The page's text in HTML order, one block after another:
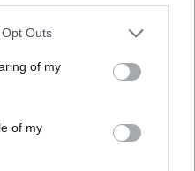
uses one or more Google
You may click to
and its third-party tags to
purposes in below Google
Outs
of my
of my
a Napoli, conserva
presi nelle sartorie